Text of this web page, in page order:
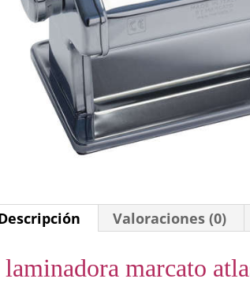
Valoraciones (0)
laminadora marcato